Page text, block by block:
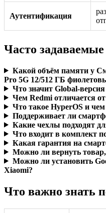
Аутентификация
Часто
Какой объём памяти у
Pro 5G 12/512 ГБ
Что значит Global-
Чем Redmi отличается
Что такое HyperOS и
Поддерживает ли
Какие чехлы подходят
Что входит в комплект
Какая гарантия на
Можно ли вернуть товар,
Можно ли установить
Xiaomi?
Что важно знать